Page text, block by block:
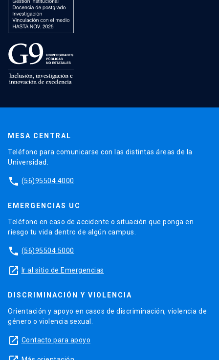
MESA CENTRAL
Teléfono para comunicarse con las distintas áreas de la
Universidad.
phone (56)95504 4000
EMERGENCIAS UC
Teléfono en caso de accidente o situación que ponga en
riesgo tu vida dentro de algún campus.
phone (56)95504 5000
launch Ir al sitio de Emergencias
DISCRIMINACIÓN Y VIOLENCIA
Orientación y apoyo en casos de discriminación, violencia de
género o violencia sexual.
launch Contacto para apoyo